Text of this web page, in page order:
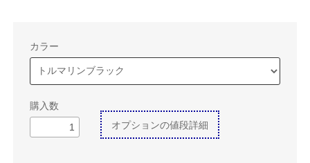
カラー
購入数
オプションの値段詳細